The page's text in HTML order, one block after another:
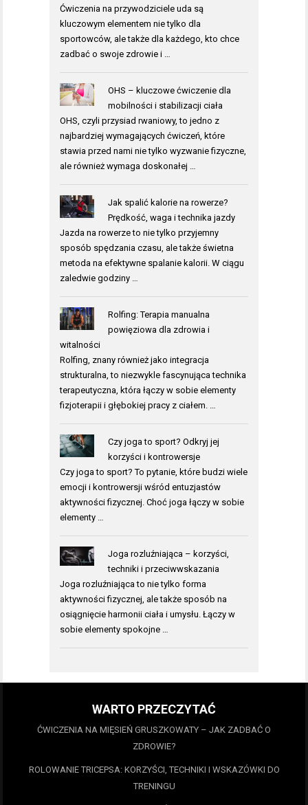
Ćwiczenia na przywodziciele uda są
kluczowym elementem nie tylko dla
sportowców, ale także dla każdego, kto chce
zadbać o swoje zdrowie i …
OHS – kluczowe ćwiczenie dla
mobilności i stabilizacji ciała
OHS, czyli przysiad rwaniowy, to jedno z
najbardziej wymagających ćwiczeń, które
stawia przed nami nie tylko wyzwanie fizyczne,
ale również wymaga doskonałej …
Jak spalić kalorie na rowerze?
Prędkość, waga i technika jazdy
Jazda na rowerze to nie tylko przyjemny
sposób spędzania czasu, ale także świetna
metoda na efektywne spalanie kalorii. W ciągu
zaledwie godziny …
Rolfing: Terapia manualna
powięziowa dla zdrowia i
witalności
Rolfing, znany również jako integracja
strukturalna, to niezwykle fascynująca technika
terapeutyczna, która łączy w sobie elementy
fizjoterapii i głębokiej pracy z ciałem. …
Czy joga to sport? Odkryj jej
korzyści i kontrowersje
Czy joga to sport? To pytanie, które budzi wiele
emocji i kontrowersji wśród entuzjastów
aktywności fizycznej. Choć joga łączy w sobie
elementy …
Joga rozluźniająca – korzyści,
techniki i przeciwwskazania
Joga rozluźniająca to nie tylko forma
aktywności fizycznej, ale także sposób na
osiągnięcie harmonii ciała i umysłu. Łączy w
sobie elementy spokojne …
WARTO PRZECZYTAĆ
ĆWICZENIA NA MIĘSIEŃ GRUSZKOWATY – JAK ZADBAĆ O
ZDROWIE?
ROLOWANIE TRICEPSA: KORZYŚCI, TECHNIKI I WSKAZÓWKI DO
TRENINGU